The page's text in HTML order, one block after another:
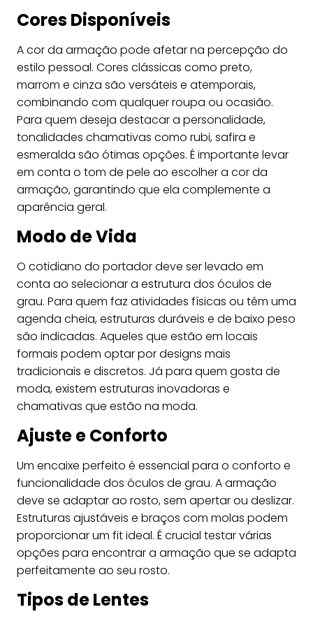
Cores Disponíveis
A cor da armação pode afetar na percepção do
estilo pessoal. Cores clássicas como preto,
marrom e cinza são versáteis e atemporais,
combinando com qualquer roupa ou ocasião.
Para quem deseja destacar a personalidade,
tonalidades chamativas como rubi, safira e
esmeralda são ótimas opções. É importante levar
em conta o tom de pele ao escolher a cor da
armação, garantindo que ela complemente a
aparência geral.
Modo de Vida
O cotidiano do portador deve ser levado em
conta ao selecionar a estrutura dos óculos de
grau. Para quem faz atividades físicas ou têm uma
agenda cheia, estruturas duráveis e de baixo peso
são indicadas. Aqueles que estão em locais
formais podem optar por designs mais
tradicionais e discretos. Já para quem gosta de
moda, existem estruturas inovadoras e
chamativas que estão na moda.
Ajuste e Conforto
Um encaixe perfeito é essencial para o conforto e
funcionalidade dos óculos de grau. A armação
deve se adaptar ao rosto, sem apertar ou deslizar.
Estruturas ajustáveis e braços com molas podem
proporcionar um fit ideal. É crucial testar várias
opções para encontrar a armação que se adapta
perfeitamente ao seu rosto.
Tipos de Lentes